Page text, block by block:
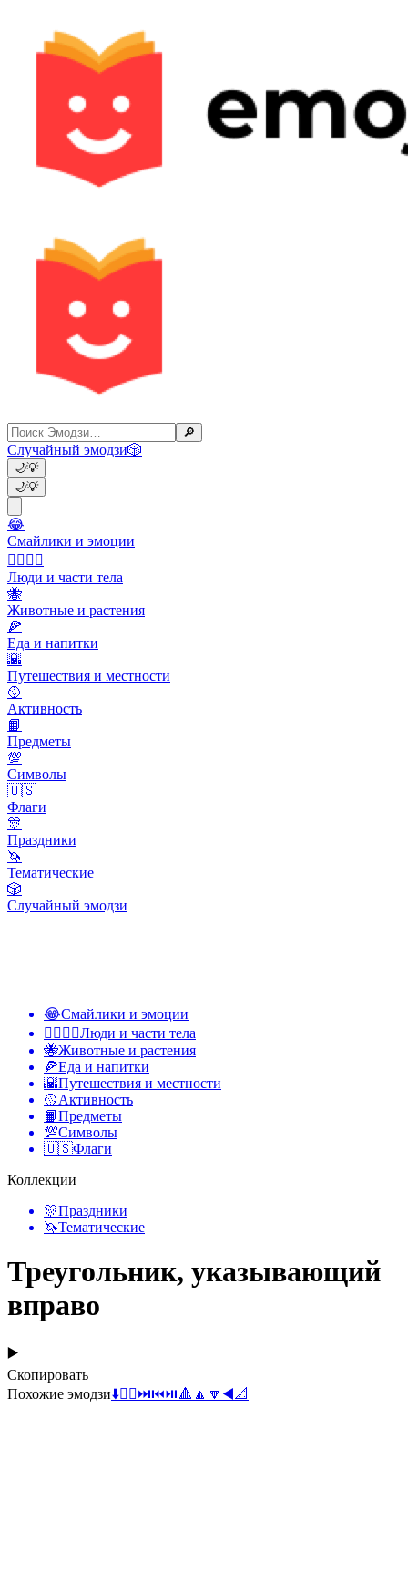
🔎
Случайный эмодзи🎲
🌙💡
🌙💡
😂
Смайлики и эмоции
👩‍❤️‍💋‍👨
Люди и части тела
🐝
Животные и растения
🍕
Еда и напитки
🌇
Путешествия и местности
🥎
Активность
📙
Предметы
💯
Символы
🇺🇸
Флаги
🎊
Праздники
🦄
Тематические
🎲
Случайный эмодзи
😂Смайлики и эмоции
👩‍❤️‍💋‍👨Люди и части тела
🐝Животные и растения
🍕Еда и напитки
🌇Путешествия и местности
🥎Активность
📙Предметы
💯Символы
🇺🇸Флаги
Коллекции
🎊Праздники
🦄Тематические
Треугольник, указывающий
вправо
▶️
Скопировать
Похожие эмодзи⬇️🤾‍♀️⏭️⏮️⏯️🔺 🔼 🔽 ◀️📐